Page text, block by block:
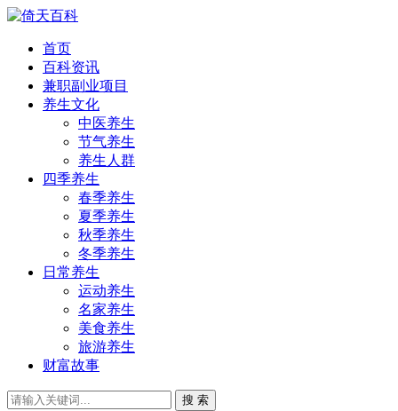
首页
百科资讯
兼职副业项目
养生文化
中医养生
节气养生
养生人群
四季养生
春季养生
夏季养生
秋季养生
冬季养生
日常养生
运动养生
名家养生
美食养生
旅游养生
财富故事
搜 索